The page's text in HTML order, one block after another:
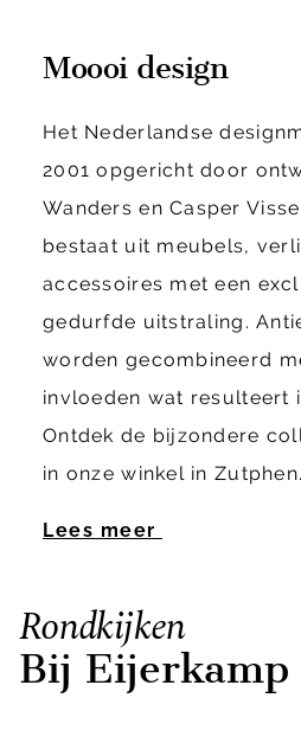
Moooi design
Het Nederlandse
2001 opgericht door
Wanders en Casper
bestaat uit meubels,
accessoires met een
gedurfde uitstraling.
worden gecombineerd
invloeden wat resulteert
Ontdek de bijzondere
in onze winkel in Zutphen.
Lees meer
Rondkijken
Bij Eijerkamp